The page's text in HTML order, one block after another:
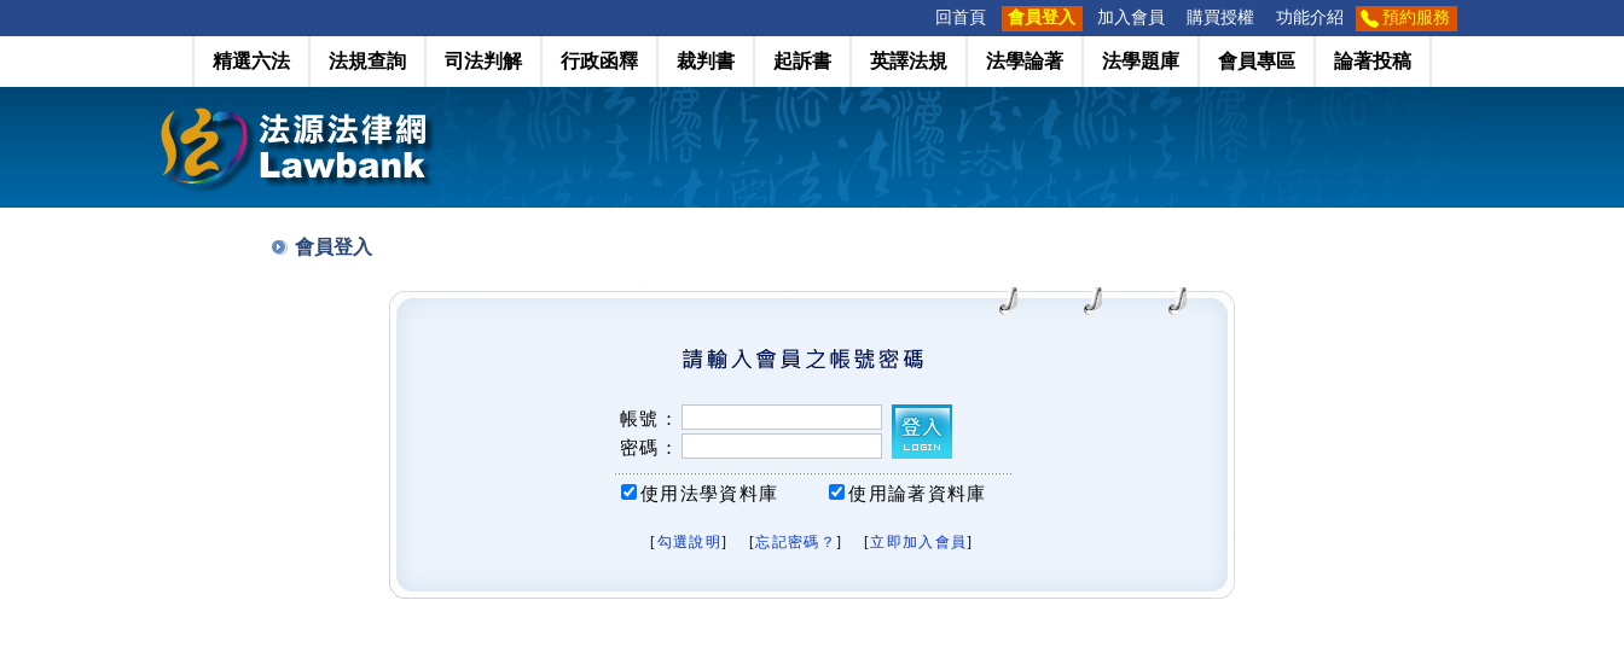
回首頁 會員登入 加入會員 購買授權 功能介紹 預約服務
精選六法 法規查詢 司法判解 行政函釋 裁判書 起訴書 英譯法規 法學論著 法學題庫 會員專區 論著投稿
會員登入
帳號：
密碼：
使用法學資料庫 使用論著資料庫
[勾選說明 ] [忘記密碼？ ] [立即加入會員]